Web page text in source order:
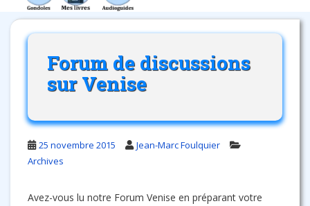
Forum de discussions
sur Venise
25 novembre 2015
Jean-Marc Foulquier
Archives
Avez-vous lu notre Forum Venise en préparant votre